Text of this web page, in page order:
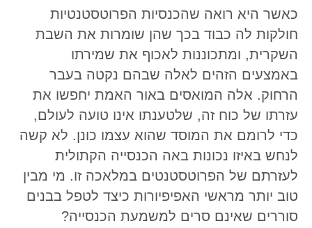
כאשר היא רואה שהכנסיות הפרוטסטנטיות
חולקות לה כבוד בכך שהן שומרות את השבת
השקרית, ומתכוננות לאכוף את שמירתו
באמצעים הזהים לאלה שבהם נקטה בעבר
הרחוק. אלה המואסים באור האמת יחפשו את
עזרתו של כוח זה, שלטענתו אינו טועה לעולם,
כדי לרומם את המוסד שהוא עצמו כונן. לא קשה
לנחש באיזו נכונות באה הכנסייה הקתולית
לעזרתם של הפרוטסטנטים במלאכה זו. מי מבין
טוב יותר מראשי האפיפיורות כיצד לטפל בבנים
סוררים שאינם סרים למשמעת הכנסייה?